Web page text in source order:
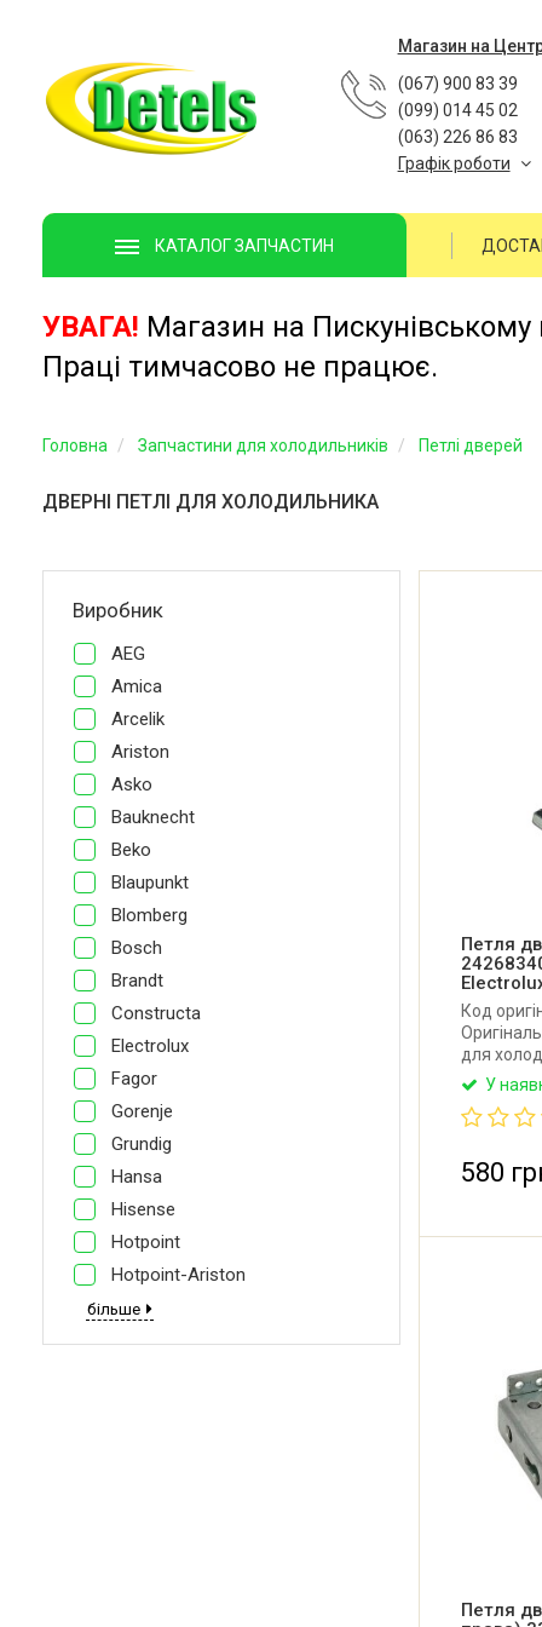
Магазин на
(067) 900 83 39
(099) 014 45 02
(063) 226 86 83
Графік роботи
КАТАЛОГ ЗАПЧАСТИН
УВАГА! Магазин на
Праці тимчасово не працює.
Головна Запчастини для холодильників Петлі дверей
ДВЕРНІ ПЕТЛІ ДЛЯ ХОЛОДИЛЬНИКА
Виробник
AEG
Amica
Arcelik
Ariston
Asko
Bauknecht
Beko
Blaupunkt
Blomberg
Bosch
Brandt
Constructa
Electrolux
Fagor
Gorenje
Grundig
Hansa
Hisense
Hotpoint
Hotpoint-Ariston
більше
Петля
Код
для
Rex.
У
580
Петля